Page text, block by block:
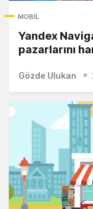
MOBIL
Yandex
pazarlarını
Gözde Ulukan